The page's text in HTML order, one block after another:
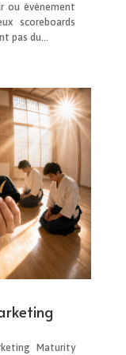
ou événement
scoreboards
pas du...
Maturity